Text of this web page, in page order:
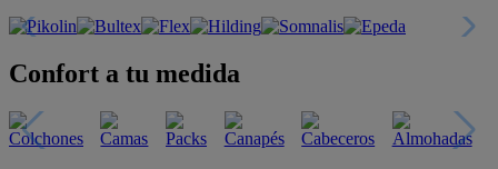
Confort a tu medida